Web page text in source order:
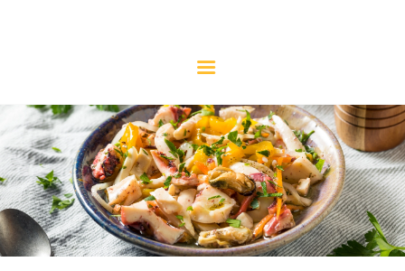
La référence de l'anchois
NOS PRODUITS
NOTRE HISTOIRE
L’ANCHOIS
LE SAVIEZ-VOUS ?
LES RECETTES